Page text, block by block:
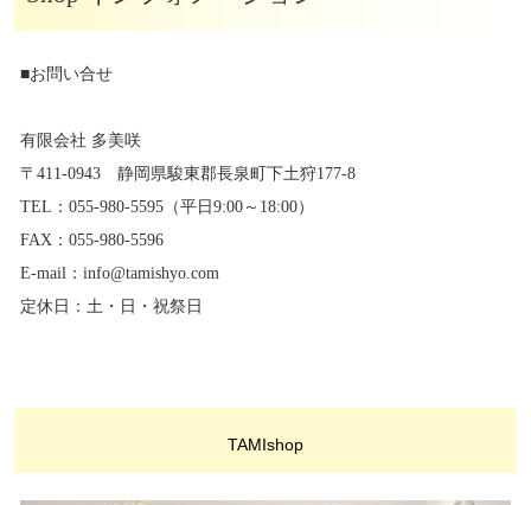
■お問い合せ
有限会社 多美咲
〒411-0943 静岡県駿東郡長泉町下土狩177-8
TEL：055-980-5595（平日9:00～18:00）
FAX：055-980-5596
E-mail：info@tamishyo.com
定休日：土・日・祝祭日
TAMIshop